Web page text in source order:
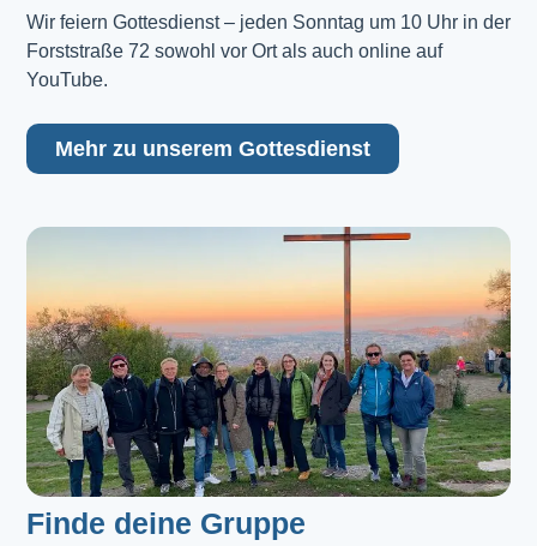
Wir feiern Gottesdienst – jeden Sonntag um 10 Uhr in der
Forststraße 72 sowohl vor Ort als auch online auf
YouTube.
Mehr zu unserem Gottesdienst
Finde deine Gruppe